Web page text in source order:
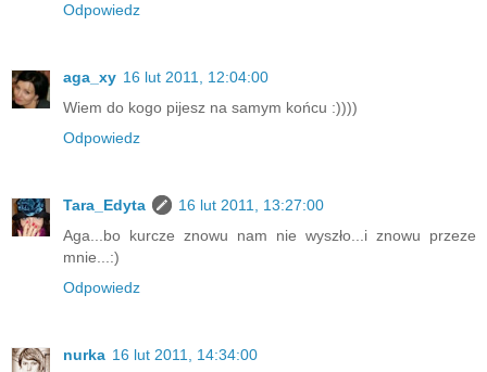
Odpowiedz
aga_xy 16 lut 2011, 12:04:00
Wiem do kogo pijesz na samym końcu :))))
Odpowiedz
Tara_Edyta
16 lut 2011, 13:27:00
Aga...bo kurcze znowu nam nie wyszło...i znowu przeze
mnie...:)
Odpowiedz
nurka 16 lut 2011, 14:34:00